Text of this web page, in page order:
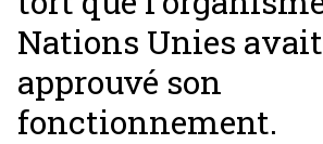
Nations Unies avait
approuvé son
fonctionnement.